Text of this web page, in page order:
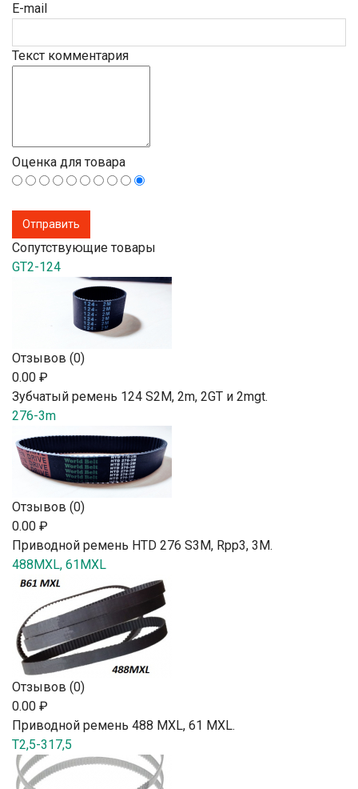
E-mail
Текст комментария
Оценка для товара
Сопутствующие товары
GT2-124
Отзывов (0)
0.00 ₽
Зубчатый ремень 124 S2М, 2m, 2GT и 2mgt.
276-3m
Отзывов (0)
0.00 ₽
Приводной ремень HTD 276 S3M, Rpp3, 3М.
488MXL, 61MXL
Отзывов (0)
0.00 ₽
Приводной ремень 488 MXL, 61 MXL.
T2,5-317,5